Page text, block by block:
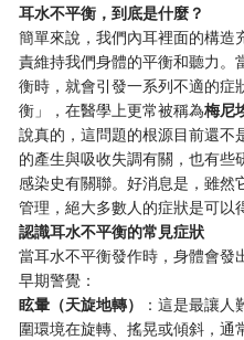
耳水不平衡，到底是什麼？
簡單來說，我們內耳裡面的構造
責維持我們身體的平衡和聽力。
衡時，就會引發一系列不適的症
衡」，在醫學上更常被稱為梅尼
說真的，這問題的根源目前還不
的產生與吸收失調有關，也有
感染史有關聯。好消息是，雖然
管理，絕大多數人的症狀是可以
認識耳水不平衡的常見症狀
當耳水不平衡發作時，身體會發
早期警覺：
眩暈（天旋地轉）
：這是最讓
圍環境在旋轉、搖晃或傾斜，通